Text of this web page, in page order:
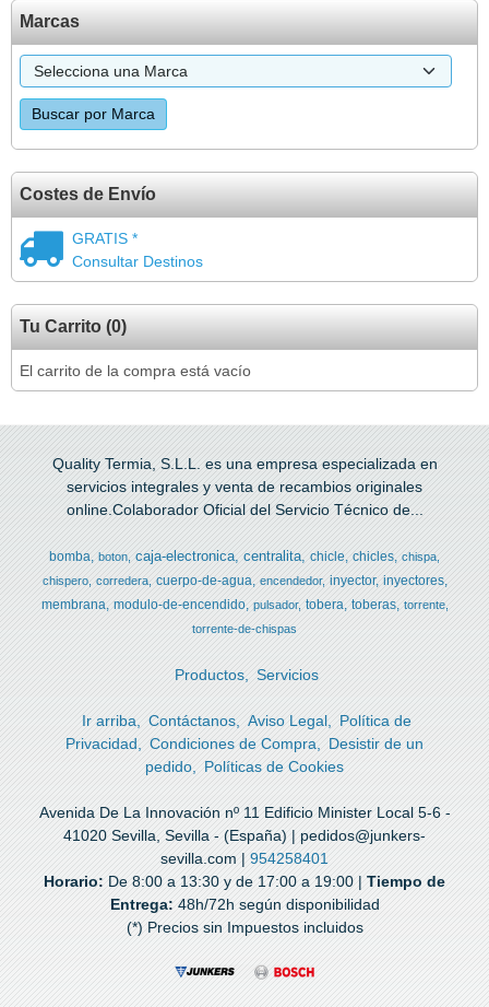
Marcas
Costes de Envío
GRATIS *
Consultar Destinos
Tu Carrito (0)
El carrito de la compra está vacío
Quality Termia, S.L.L. es una empresa especializada en
servicios integrales y venta de recambios originales
online.Colaborador Oficial del Servicio Técnico de...
bomba boton caja-electronica centralita chicle chicles chispa
chispero
corredera cuerpo-de-agua encendedor inyector inyectores
membrana modulo-de-encendido pulsador tobera toberas
torrente
torrente-de-chispas
Productos Servicios
Ir arriba Contáctanos Aviso Legal
Política de
Privacidad
Condiciones de Compra
Desistir de un
pedido
Políticas de Cookies
Avenida De La Innovación nº 11 Edificio Minister Local 5-6 -
41020 Sevilla, Sevilla - (España) | pedidos@junkers-
sevilla.com | 954258401
Horario: De 8:00 a 13:30 y de 17:00 a 19:00 | Tiempo de
Entrega: 48h/72h según disponibilidad
(*) Precios sin Impuestos incluidos